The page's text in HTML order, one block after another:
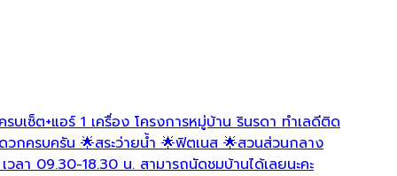
ซ็ต+แอร์ 1 เครื่อง โครงการหมู่บ้าน รินรดา ทำเลดีติด
กครบครัน 🌟สระว่ายน้ำ 🌟ฟิตเนส 🌟สวนส่วนกลาง
09.30-18.30 น. สามารถนัดชมบ้านได้เลยนะคะ